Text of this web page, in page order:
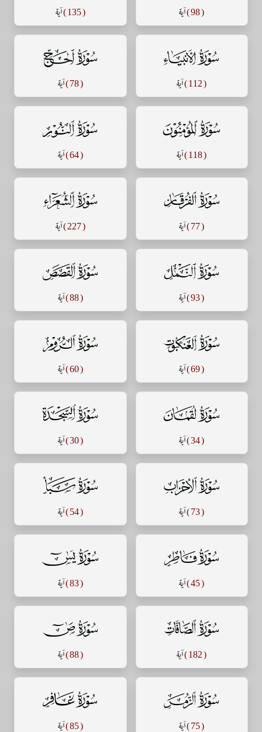
( 98 ) آية ( 135 ) آية
سورة الأنبياء
( 112 ) آية
سورة الحج
( 78 ) آية
سورة المؤمنون
( 118 ) آية
سورة النور
( 64 ) آية
سورة الفرقان
( 77 ) آية
سورة الشعراء
( 227 ) آية
سورة النمل
( 93 ) آية
سورة القصص
( 88 ) آية
سورة العنكبوت
( 69 ) آية
سورة الروم
( 60 ) آية
سورة لقمان
( 34 ) آية
سورة السجدة
( 30 ) آية
سورة الأحزاب
( 73 ) آية
سورة سبأ
( 54 ) آية
سورة فاطر
( 45 ) آية
سورة يس
( 83 ) آية
سورة الصافات
( 182 ) آية
سورة ص
( 88 ) آية
سورة الزمر
( 75 ) آية
سورة غافر
( 85 ) آية